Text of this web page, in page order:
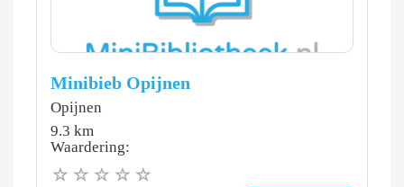
Minibieb Opijnen
Opijnen
9.3 km
Waardering: